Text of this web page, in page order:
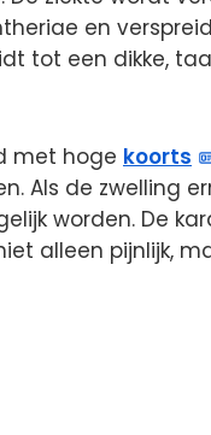
en
tot een dikke,
met hoge koorts
Als de zwelling
worden. De
alleen pijnlijk,